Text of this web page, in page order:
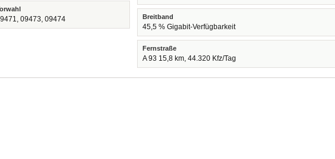
09473, 09474 Breitband
45,5 % Gigabit-Verfügbarkeit
Fernstraße
A 93 15,8 km, 44.320 Kfz/Tag